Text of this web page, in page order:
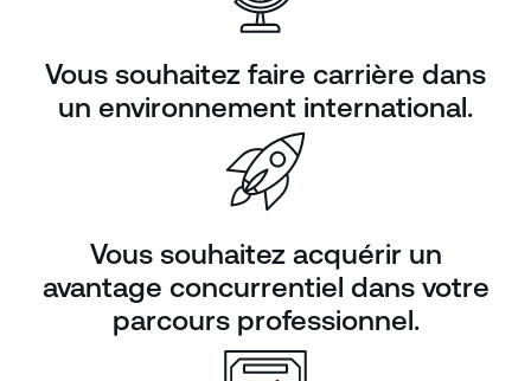
Vous souhaitez faire carrière dans
un environnement international.
Vous souhaitez acquérir un
avantage concurrentiel dans votre
parcours professionnel.